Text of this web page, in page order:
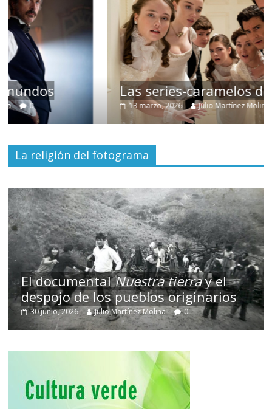
Las series-caramelos de Shondaland
13 marzo, 2026 Julio Martínez Molina 0
La religión del fotograma
El documentalNuestra tierray el
despojo de los pueblos originarios
30 junio, 2026 Julio Martínez Molina 0